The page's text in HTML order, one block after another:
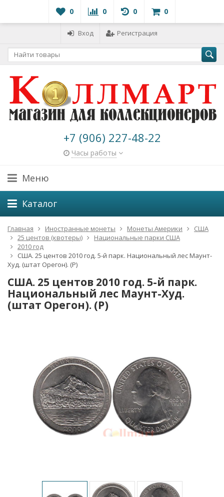
0 0 0 0
Вход Регистрация
+7 (906) 227-48-22
Часы работы
Меню
Каталог
Главная Иностранные монеты Монеты Америки
США
25 центов (квотеры)
Национальные парки США
2010 год
США. 25 центов 2010 год. 5-й парк. Национальный лес Маунт-
Худ. (штат Орегон). (Р)
США. 25 центов 2010 год. 5-й парк.
Национальный лес Маунт-Худ.
(штат Орегон). (Р)